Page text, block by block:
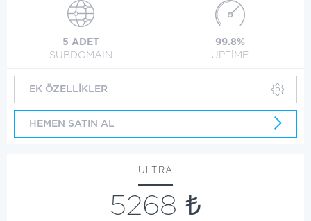
5 ADET
SUBDOMAIN
99.8%
UPTİME
EK ÖZELLİKLER
HEMEN SATIN AL
ULTRA
5268 ₺